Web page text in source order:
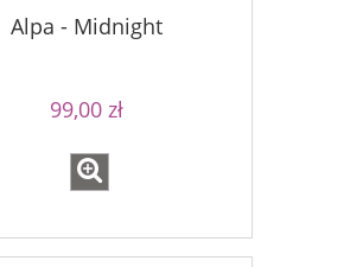
Alpa - Midnight
99,00 zł